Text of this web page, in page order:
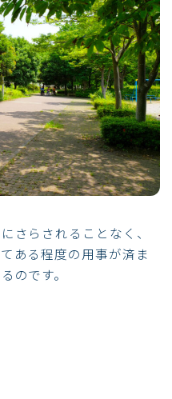
さらされることなく、
ある程度の用事が済ま
のです。